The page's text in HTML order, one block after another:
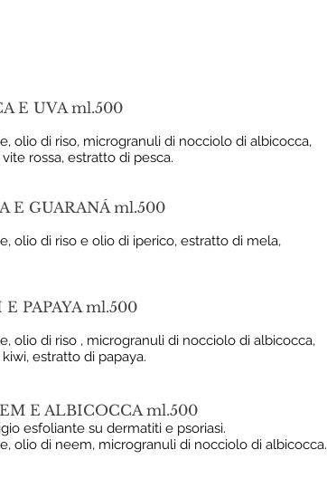
E UVA ml.500
olio di riso, microgranuli di nocciolo di albicocca,
rossa, estratto di pesca.
E GUARANÁ ml.500
olio di riso e olio di iperico, estratto di mela,
PAPAYA ml.500
olio di riso , microgranuli di nocciolo di albicocca,
estratto di papaya.
E ALBICOCCA ml.500
esfoliante su dermatiti e psoriasi.
olio di neem, microgranuli di nocciolo di albicocca.